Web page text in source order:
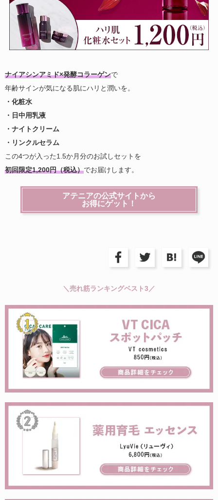
ナイアシンアミド×発酵コラーゲンで
年齢サインが気になる肌にハリと潤いを。
・化粧水
・日中用乳液
・ナイトクリーム
・リンクルセラム
この4つが入った1.5か月分のお試しセットを
初回限定1,200円（税込）でお届けします。
アテニアの公式サイトから
お得にゲット！
＼売れ筋ランキングベスト3／